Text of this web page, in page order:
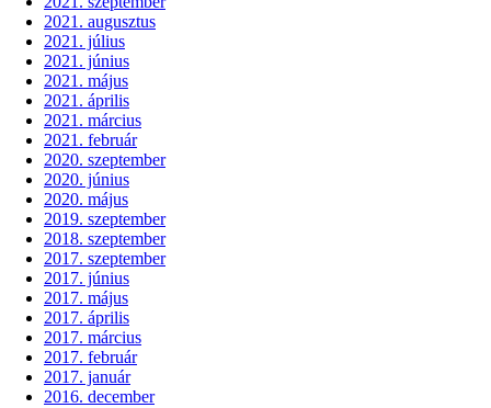
2021. augusztus
2021. július
2021. június
2021. május
2021. április
2021. március
2021. február
2020. szeptember
2020. június
2020. május
2019. szeptember
2018. szeptember
2017. szeptember
2017. június
2017. május
2017. április
2017. március
2017. február
2017. január
2016. december